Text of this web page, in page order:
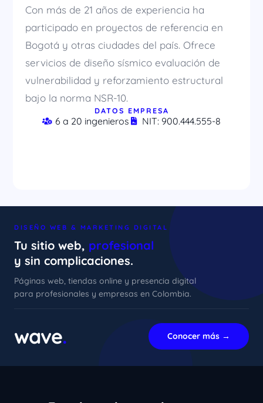
Con más de 21 años de experiencia ha
participado en proyectos de referencia en
Bogotá y otras ciudades del país. Ofrece
servicios de diseño sísmico evaluación de
vulnerabilidad y reforzamiento estructural
bajo la norma NSR-10.
DATOS EMPRESA
6 a 20 ingenieros NIT: 900.444.555-8
DISEÑO WEB & MARKETING DIGITAL
Tu sitio web, profesional
y sin complicaciones.
Páginas web, tiendas online y presencia digital
para profesionales y empresas en Colombia.
wave. Conocer más →
xImenA